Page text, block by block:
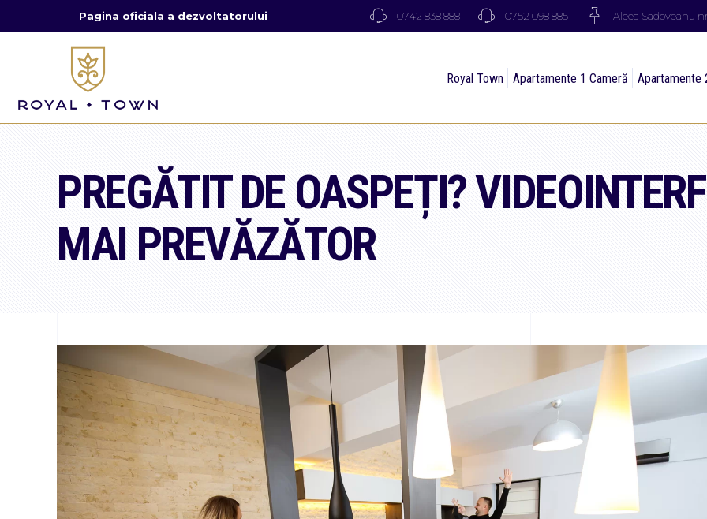
Pagina oficiala a dezvoltatorului 0742 838 888 0752 098 885 Aleea Sadoveanu
Royal Town Apartamente 1 Cameră Apartamente
PREGĂTIT DE OASPEȚI?
MAI PREVĂZĂTOR